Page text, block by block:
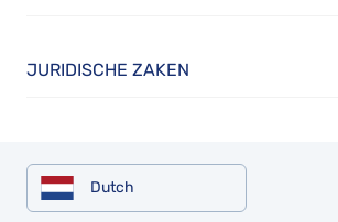
JURIDISCHE ZAKEN
Dutch